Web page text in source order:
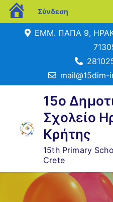
blogs.sch.gr
Σύνδεση
ΜετάβασηΕΜΜ. ΠΑΠΑ 9,
mail@15dim-
15o
Σχολείο
Κρήτης
15th Primary
Crete